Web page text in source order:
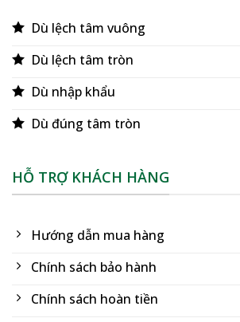
Dù lệch tâm vuông
Dù lệch tâm tròn
Dù nhập khẩu
Dù đúng tâm tròn
HỖ TRỢ KHÁCH HÀNG
Hướng dẫn mua hàng
Chính sách bảo hành
Chính sách hoàn tiền